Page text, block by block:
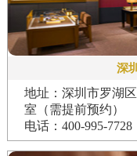
深
地址：深圳市罗湖
室（需提前预约）
电话：400-995-7728